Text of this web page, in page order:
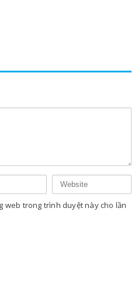
web trong trình duyệt này cho lần